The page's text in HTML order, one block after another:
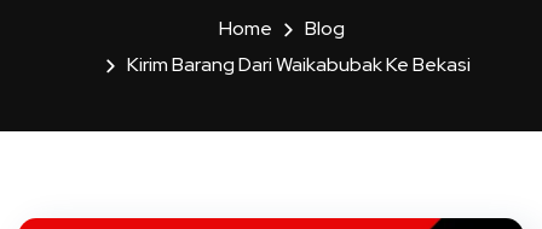
Home
Blog
Kirim Barang Dari Waikabubak Ke Bekasi